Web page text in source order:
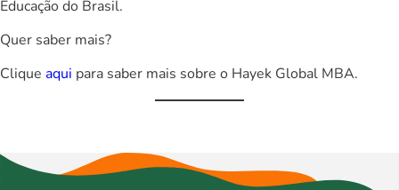
Educação do Brasil.
Quer saber mais?
Clique aqui para saber mais sobre o Hayek Global MBA.